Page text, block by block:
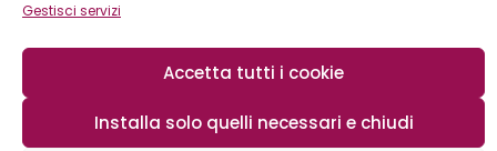
Gestisci servizi
Accetta tutti i cookie
Installa solo quelli necessari e chiudi